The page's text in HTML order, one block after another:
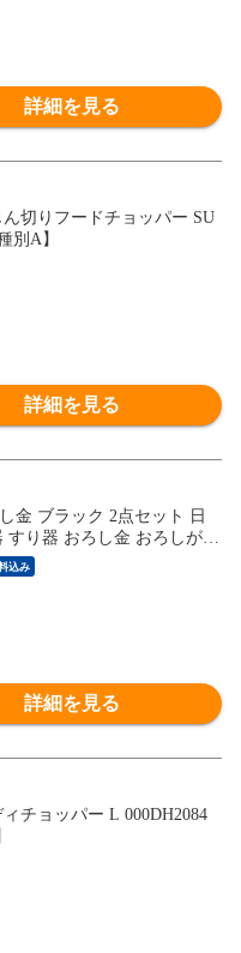
ーラー 皮剥き器 縦型 芽取
ー スライスピーラー キッ
用 キッチンツール 下ごし
） 【ローズ】
詳細を見る
切りフードチョッパー SU
別A】
詳細を見る
金 ブラック 2点セット 日
すり器 おろし金 おろしがね
レーター チーズグレータ
レス トミタ 艶麗 キッチ
込み
詳細を見る
チョッパー L 000DH2084